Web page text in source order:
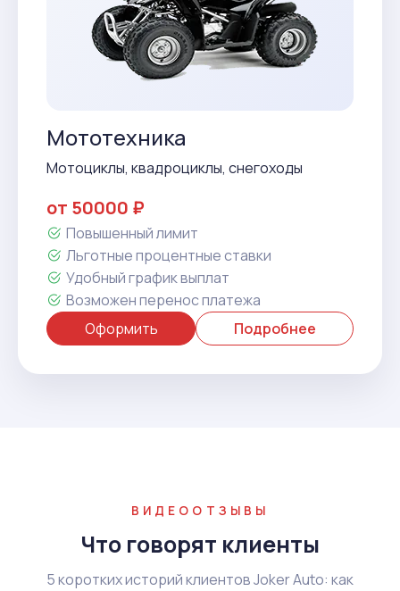
Мототехника
Мотоциклы, квадроциклы, снегоходы
от 50000 ₽
Повышенный лимит
Льготные процентные ставки
Удобный график выплат
Возможен перенос платежа
Оформить
Подробнее
ВИДЕООТЗЫВЫ
Что говорят клиенты
5 коротких историй клиентов Joker Auto: как